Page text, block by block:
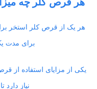
برای مدت
یکی از مزایای استفاده از
نیاز